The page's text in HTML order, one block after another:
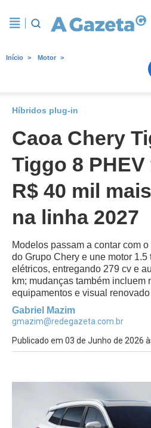
Início Motor
Híbridos plug-in
Caoa Chery
Tiggo 8
R$ 40 mil
na linha 2027
Modelos passam a contar com
do Grupo Chery e une motor
elétricos, entregando 279 cv e
km; mudanças também incluem
equipamentos e visual renovado
Gabriel Mazim
gmazim@redegazeta.com.br
Publicado em 03 de Junho de 2026